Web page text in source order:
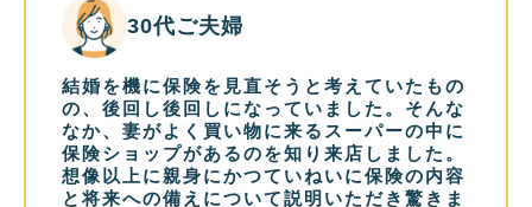
30代ご夫婦
結婚を機に保険を見直そうと考えていたもの
の、後回し後回しになっていました。そんな
なか、妻がよく買い物に来るスーパーの中に
保険ショップがあるのを知り来店しました。
想像以上に親身にかつていねいに保険の内容
と将来への備えについて説明いただき驚きま